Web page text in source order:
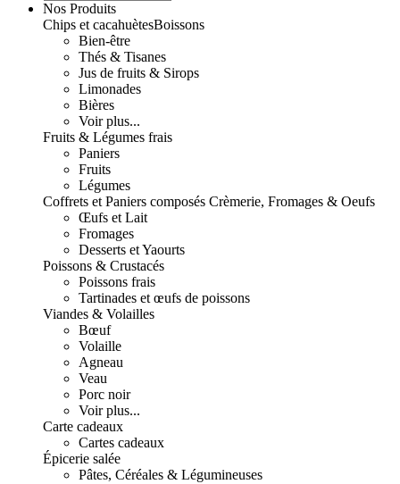
Nos Produits
Chips et cacahuètesBoissons
Bien-être
Thés & Tisanes
Jus de fruits & Sirops
Limonades
Bières
Voir plus...
Fruits & Légumes frais
Paniers
Fruits
Légumes
Coffrets et Paniers composés Crèmerie, Fromages & Oeufs
Œufs et Lait
Fromages
Desserts et Yaourts
Poissons & Crustacés
Poissons frais
Tartinades et œufs de poissons
Viandes & Volailles
Bœuf
Volaille
Agneau
Veau
Porc noir
Voir plus...
Carte cadeaux
Cartes cadeaux
Épicerie salée
Pâtes, Céréales & Légumineuses